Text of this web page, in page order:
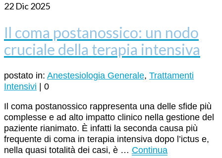
22 Dic 2025
Il coma postanossico: un nodo
cruciale della terapia intensiva
postato in: Anestesiologia Generale, Trattamenti
Intensivi
0
Il coma postanossico rappresenta una delle sfide più
complesse e ad alto impatto clinico nella gestione del
paziente rianimato. È infatti la seconda causa più
frequente di coma in terapia intensiva dopo l’ictus e,
nella quasi totalità dei casi, è … Continua